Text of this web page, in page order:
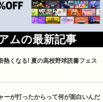
ムの最新記事
熱くなる! 夏の高校野球読書フェス
が打ったからって何が面白いんだ